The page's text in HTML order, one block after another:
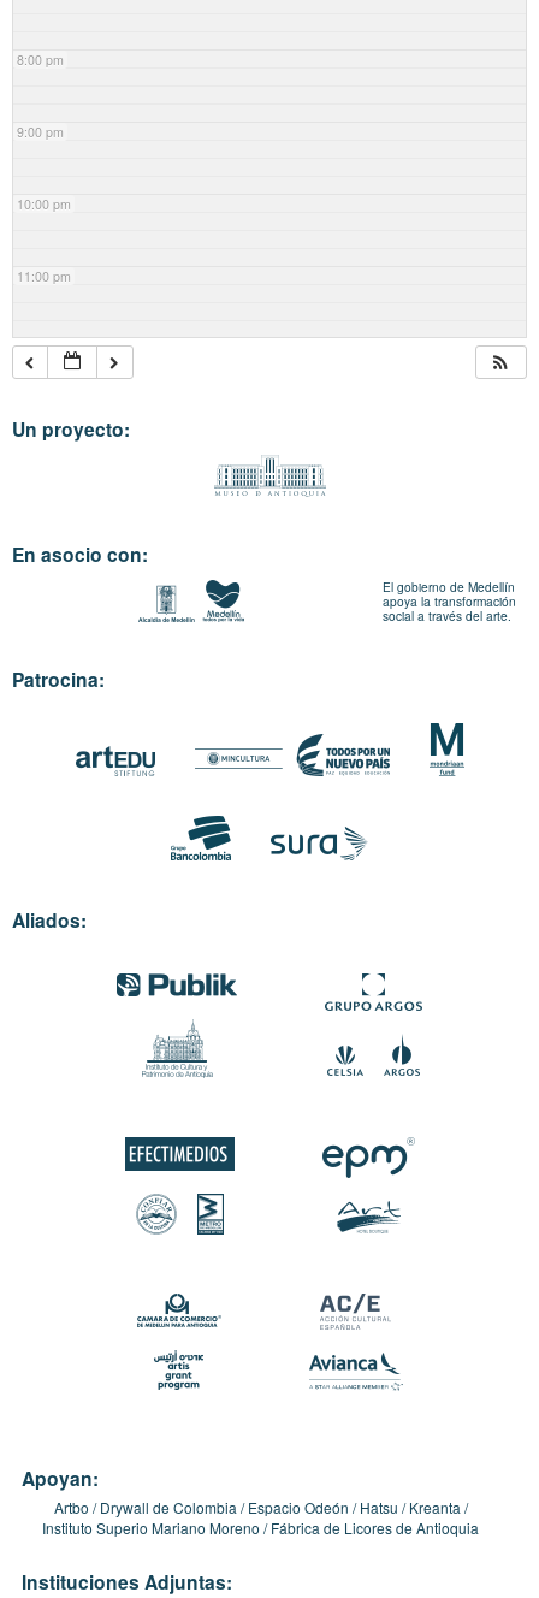
8:00 pm
9:00 pm
10:00 pm
11:00 pm
Un proyecto:
En asocio con:
El gobierno de Medellín
apoya la transformación
social a través del arte.
Patrocina:
Aliados:
Apoyan:
Artbo Drywall de Colombia Espacio Odeón Hatsu
Kreanta
Instituto Superio Mariano Moreno
Fábrica de Licores de Antioquia
Instituciones Adjuntas: